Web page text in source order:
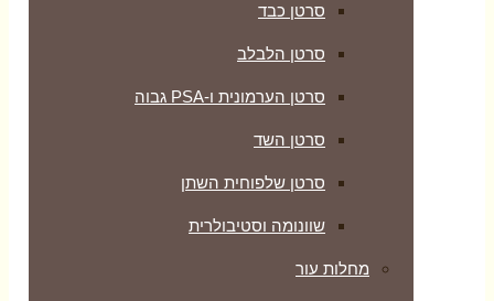
סרטן כבד
סרטן הלבלב
סרטן הערמונית ו-PSA גבוה
סרטן השד
סרטן שלפוחית השתן
שוונומה וסטיבולרית
מחלות עור